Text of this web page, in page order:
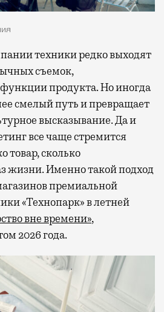
съемок,
продукта. Но иногда
смелый путь и превращает
высказывание. Да и
все чаще стремится
товар, сколько
жизни. Именно такой подход
премиальной
«Технопарк» в летней
вне времени»,
2026 года.